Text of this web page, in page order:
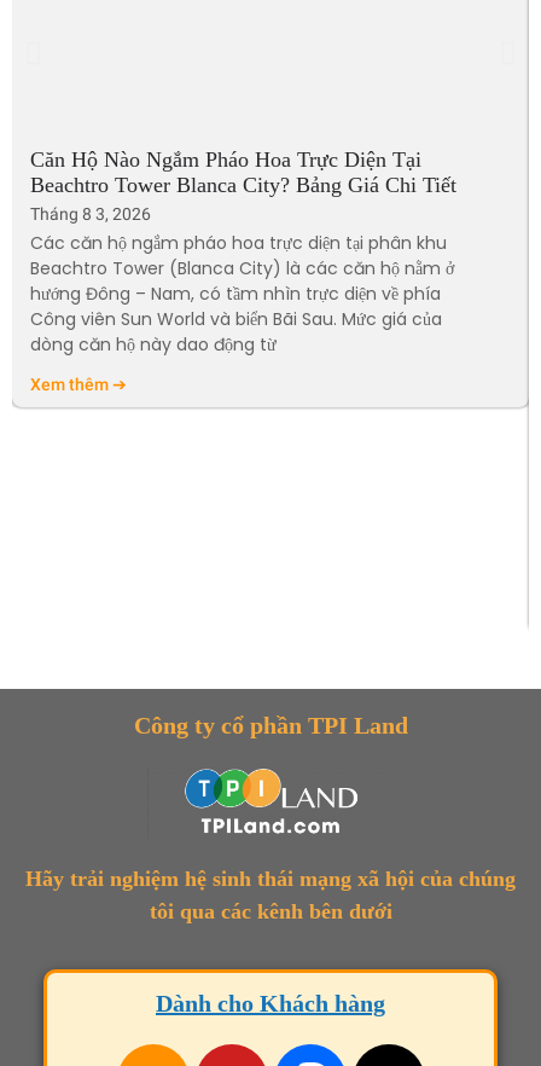
Căn Hộ Nào Ngắm Pháo Hoa Trực Diện Tại
Beachtro Tower Blanca City? Bảng Giá Chi Tiết
Tháng 8 3, 2026
Các căn hộ ngắm pháo hoa trực diện tại phân khu
Beachtro Tower (Blanca City) là các căn hộ nằm ở
hướng Đông – Nam, có tầm nhìn trực diện về phía
Công viên Sun World và biển Bãi Sau. Mức giá của
dòng căn hộ này dao động từ
Xem thêm ➔
Công ty cổ phần TPI Land
Hãy trải nghiệm hệ sinh thái mạng xã hội của chúng
tôi qua các kênh bên dưới
Dành cho Khách hàng